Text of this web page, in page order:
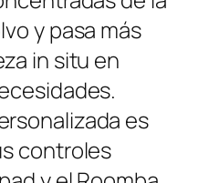
y pasa más
in situ en
es
controles